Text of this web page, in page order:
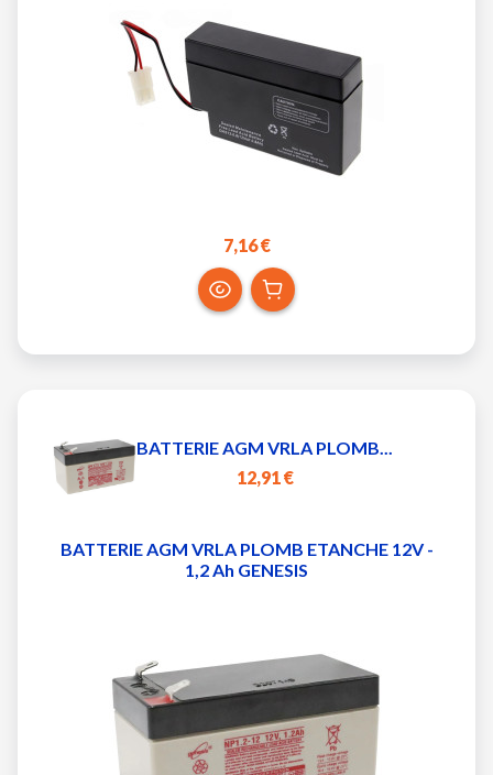
7,16 €
BATTERIE AGM VRLA PLOMB...
12,91 €
BATTERIE AGM VRLA PLOMB ETANCHE 12V -
1,2 Ah GENESIS